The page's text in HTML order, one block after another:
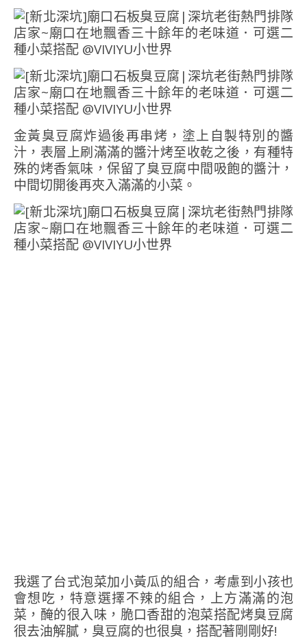
金黃臭豆腐炸過後再串烤，塗上自製特別的醬
汁，表層上刷滿滿的醬汁烤至收乾之後，有種特
殊的烤香氣味，保留了臭豆腐中間吸飽的醬汁，
中間切開後再夾入滿滿的小菜。
我選了台式泡菜加小黃瓜的組合，考慮到小孩也
會想吃，特意選擇不辣的組合，上方滿滿的泡
菜，醃的很入味，脆口香甜的泡菜搭配烤臭豆腐
很去油解膩，臭豆腐的也很臭，搭配著剛剛好!